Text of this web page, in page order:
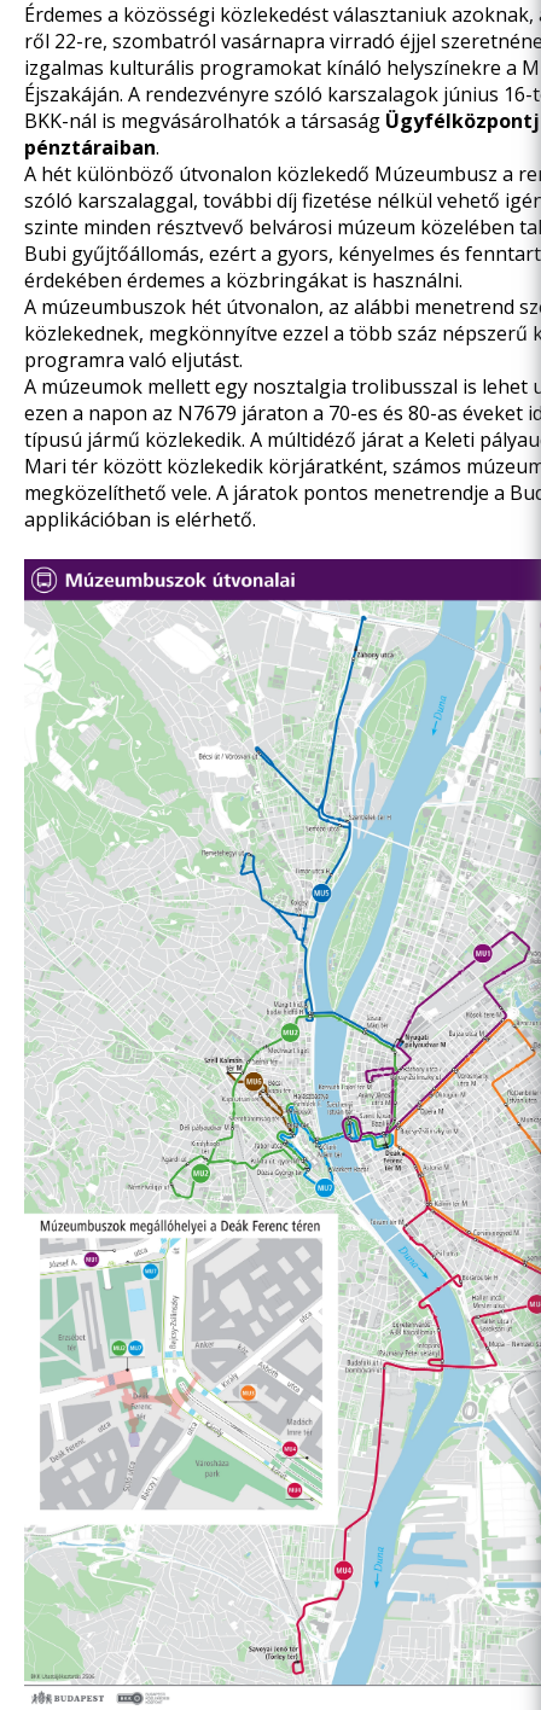
Érdemes a közösségi közlekedést választaniuk
ről 22-re, szombatról vasárnapra virradó éjjel
izgalmas kulturális programokat kínáló helyszínekre a
Éjszakáján. A rendezvényre szóló karszalagok június
BKK-nál is megvásárolhatók a társaság
pénztáraiban.
A hét különböző útvonalon közlekedő Múzeumbusz a
szóló karszalaggal, további díj fizetése nélkül vehető
szinte minden résztvevő belvárosi múzeum közelében
Bubi gyűjtőállomás, ezért a gyors, kényelmes és
érdekében érdemes a közbringákat is használni.
A múzeumbuszok hét útvonalon, az alábbi menetrend
közlekednek, megkönnyítve ezzel a több száz népszerű
programra való eljutást.
A múzeumok mellett egy nosztalgia trolibusszal is lehet
ezen a napon az N7679 járaton a 70-es és 80-as éveket
típusú jármű közlekedik. A múltidéző járat a Keleti
Mari tér között közlekedik körjáratként, számos
megközelíthető vele. A járatok pontos menetrendje a
applikációban is elérhető.